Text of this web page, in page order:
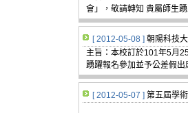
會」，敬請轉知 貴屬師生
[ 2012-05-08 ] 朝陽科技
主旨：本校訂於101年5月
踴躍報名參加並予公差假出
[ 2012-05-07 ] 第五屆學